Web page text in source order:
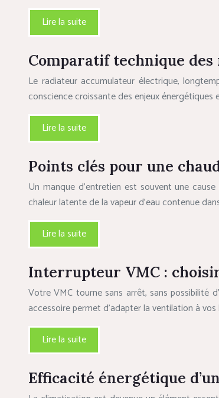
Lire la suite
Comparatif technique
Le radiateur accumulateur électrique,
conscience croissante des enjeux
Lire la suite
Points clés pour une
Un manque d’entretien est souvent une
chaleur latente de la vapeur d’eau contenue
Lire la suite
Interrupteur VMC :
Votre VMC tourne sans arrêt, sans possibilité
accessoire permet d’adapter la ventilation à
Lire la suite
Efficacité énergétique